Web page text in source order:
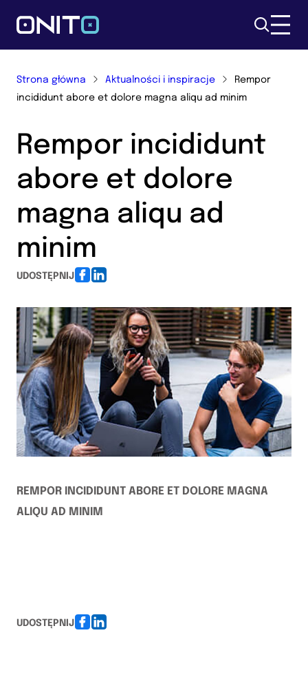
Szukaj
Strona główna Aktualności i inspiracje
Rempor
incididunt abore et dolore magna aliqu ad minim
Rempor incididunt
abore et dolore
magna aliqu ad
minim
UDOSTĘPNIJ
REMPOR INCIDIDUNT ABORE ET DOLORE MAGNA
ALIQU AD MINIM
UDOSTĘPNIJ